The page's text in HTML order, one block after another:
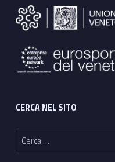
CERCA NEL SITO
Ricerca per: